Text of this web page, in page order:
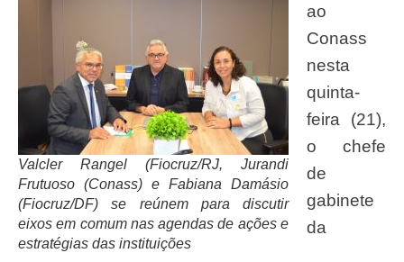
Valcler Rangel (Fiocruz/RJ, Jurandi
Frutuoso (Conass) e Fabiana Damásio
(Fiocruz/DF) se reúnem para discutir
eixos em comum nas agendas de ações e
estratégias das instituições
ao
Conass
nesta
quinta-
feira (21),
o chefe
de
gabinete
da